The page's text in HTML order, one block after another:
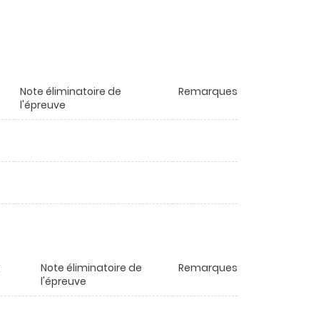
Note éliminatoire de
l'épreuve
Remarques
Note éliminatoire de
l'épreuve
Remarques